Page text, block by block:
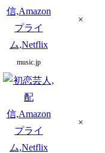
music.jp
×
×